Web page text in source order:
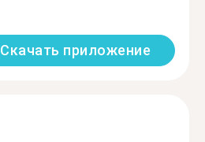
Скачать приложение